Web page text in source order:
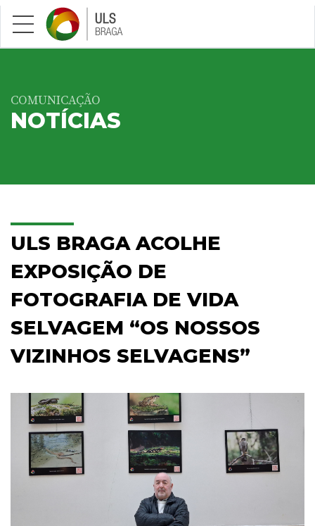
Saltar para conteúdo principal
COMUNICAÇÃO
NOTÍCIAS
ULS BRAGA ACOLHE
EXPOSIÇÃO DE
FOTOGRAFIA DE VIDA
SELVAGEM “OS NOSSOS
VIZINHOS SELVAGENS”